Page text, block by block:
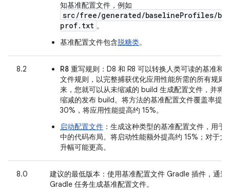
知基准配置文件，例如
src/free/generated/baselineProfiles/
prof.txt 。
基准配置文件包含脱糖类。
8.2 R8 重写规则 ：D8 和 R8 可以转换人类可读的基准和
文件规则，以完整捕获优化应用性能所需的所有规则
来，您就可以从未缩减的 build 生成配置文件，并将
缩减的发布 build。将方法的基准配置文件覆盖率提
30%，将应用性能提高约 15%。
启动配置文件 ：生成这种类型的基准配置文件，用于
中的代码布局。将启动性能额外提高约 15%；对于大
升幅可能更高。
8.0 建议的最低版本 ：使用基准配置文件 Gradle 插件，通过
Gradle 任务生成基准配置文件。